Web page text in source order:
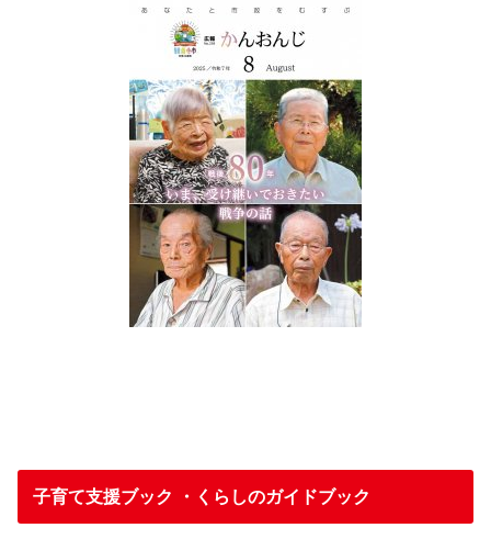
子育て支援ブック ・くらしのガイドブック